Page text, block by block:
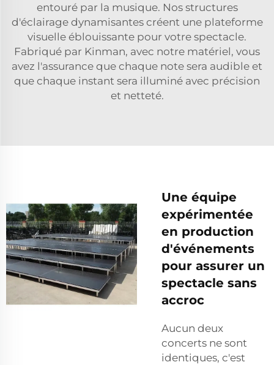
entouré par la musique. Nos structures
d'éclairage dynamisantes créent une plateforme
visuelle éblouissante pour votre spectacle.
Fabriqué par Kinman, avec notre matériel, vous
avez l'assurance que chaque note sera audible et
que chaque instant sera illuminé avec précision
et netteté.
Une équipe
expérimentée
en production
d'événements
pour assurer un
spectacle sans
accroc
Aucun deux
concerts ne sont
identiques, c'est